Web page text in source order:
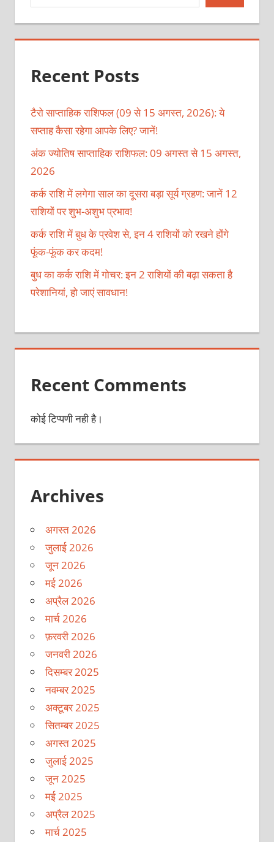
Recent Posts
टैरो साप्ताहिक राशिफल (09 से 15 अगस्त, 2026): ये
सप्ताह कैसा रहेगा आपके लिए? जानें!
अंक ज्योतिष साप्ताहिक राशिफल: 09 अगस्त से 15 अगस्त,
2026
कर्क राशि में लगेगा साल का दूसरा बड़ा सूर्य ग्रहण: जानें 12
राशियों पर शुभ-अशुभ प्रभाव!
कर्क राशि में बुध के प्रवेश से, इन 4 राशियों को रखने होंगे
फूंक-फूंक कर कदम!
बुध का कर्क राशि में गोचर: इन 2 राशियों की बढ़ा सकता है
परेशानियां, हो जाएं सावधान!
Recent Comments
कोई टिप्पणी नही है।
Archives
अगस्त 2026
जुलाई 2026
जून 2026
मई 2026
अप्रैल 2026
मार्च 2026
फ़रवरी 2026
जनवरी 2026
दिसम्बर 2025
नवम्बर 2025
अक्टूबर 2025
सितम्बर 2025
अगस्त 2025
जुलाई 2025
जून 2025
मई 2025
अप्रैल 2025
मार्च 2025